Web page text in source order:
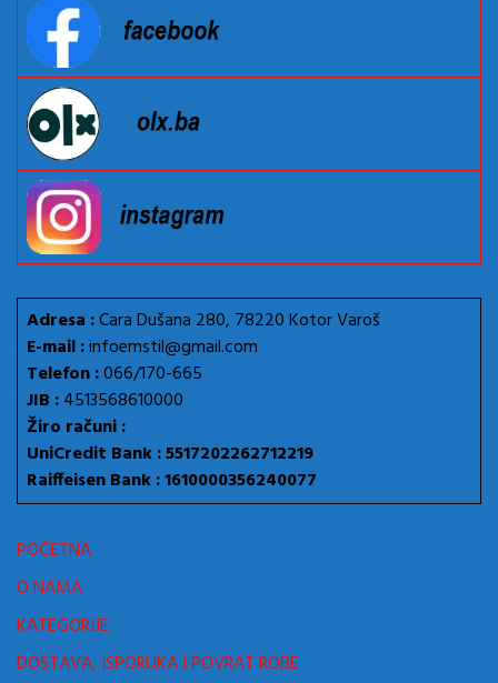
Adresa :Cara Dušana 280, 78220 Kotor Varoš
E-mail :infoemstil@gmail.com
Telefon :066/170-665
JIB :4513568610000
Žiro računi :
UniCredit Bank : 5517202262712219
Raiffeisen Bank : 1610000356240077
POČETNA
O NAMA
KATEGORIJE
DOSTAVA, ISPORUKA I POVRAT ROBE